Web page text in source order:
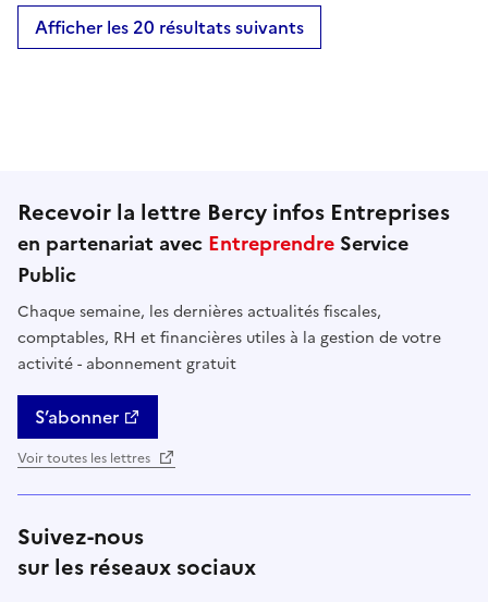
Afficher les 20 résultats suivants
Recevoir la lettre Bercy infos Entreprises
en partenariat avec Entreprendre Service
Public
Chaque semaine, les dernières actualités fiscales,
comptables, RH et financières utiles à la gestion de votre
activité - abonnement gratuit
S’abonner
Voir toutes les lettres
Suivez-nous
sur les réseaux sociaux